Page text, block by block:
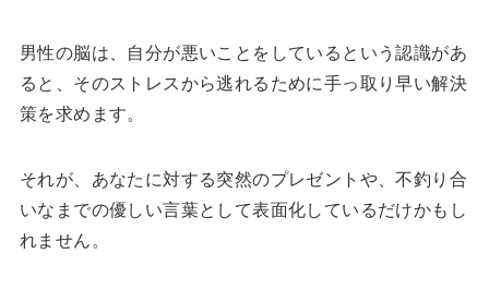
男性の脳は、自分が悪いことをしているという認識があ
ると、そのストレスから逃れるために手っ取り早い解決
策を求めます。
それが、あなたに対する突然のプレゼントや、不釣り合
いなまでの優しい言葉として表面化しているだけかもし
れません。